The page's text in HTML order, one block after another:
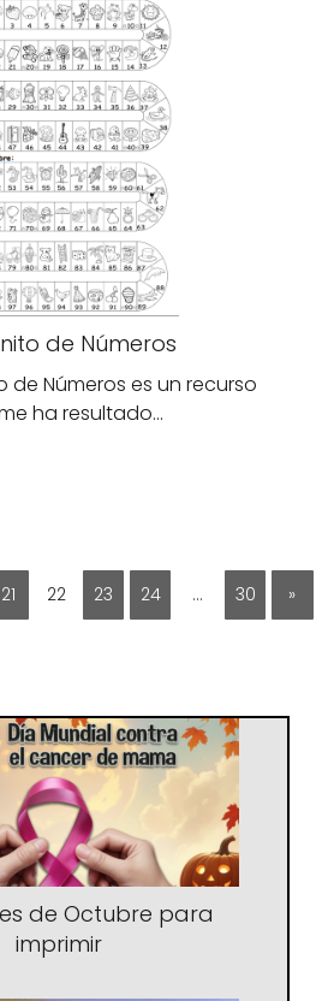
de Números
de Números es un recurso
ha resultado…
21 22 23 24 … 30 »
de Octubre para
imprimir